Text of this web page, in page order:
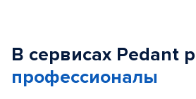
В сервисах Pedant
профессионалы